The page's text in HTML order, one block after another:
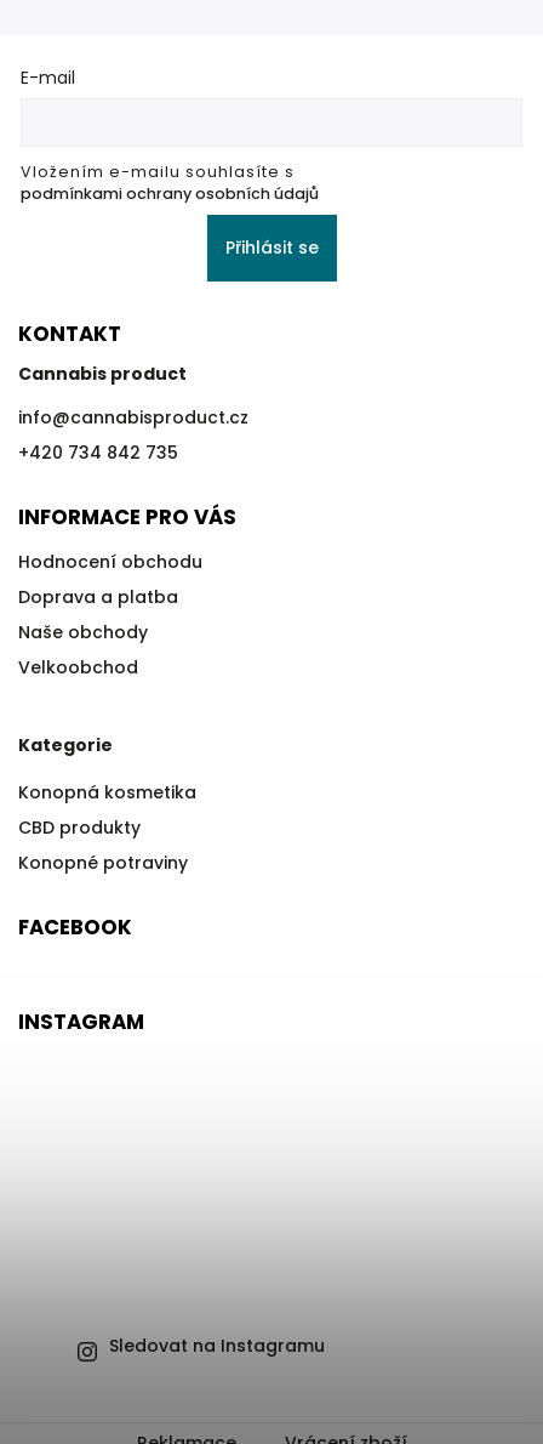
E-mail
Vložením e-mailu souhlasíte s
podmínkami ochrany osobních údajů
Přihlásit se
KONTAKT
Cannabis product
info@cannabisproduct.cz
+420 734 842 735
INFORMACE PRO VÁS
Hodnocení obchodu
Doprava a platba
Naše obchody
Velkoobchod
Kategorie
Konopná kosmetika
CBD produkty
Konopné potraviny
FACEBOOK
INSTAGRAM
Sledovat na Instagramu